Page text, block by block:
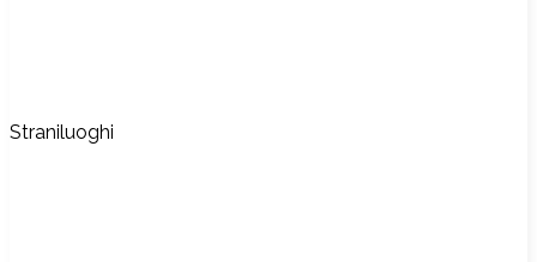
Straniluoghi